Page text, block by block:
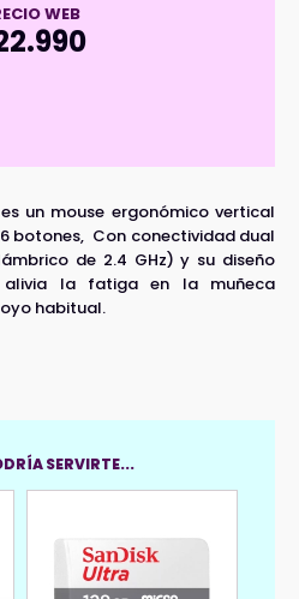
WEB
un mouse ergonómico vertical
botones, Con conectividad dual
de 2.4 GHz) y su diseño
alivia la fatiga en la muñeca
habitual.
SERVIRTE...